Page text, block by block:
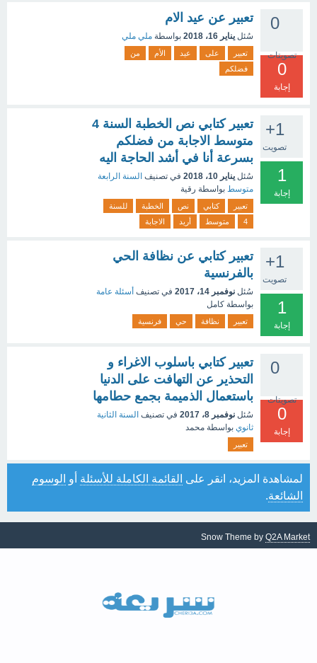
0
تصويتات
0
إجابة
تعبير عن عيد الام
سُئل يناير 16، 2018 بواسطة ملي ملي
تعبير على عيد الأم
من
فضلكم
+1
تصويت
1
إجابة
تعبير كتابي نص الخطبة السنة 4
متوسط الاجابة من فضلكم
بسرعة أنا في أشد الحاجة اليه
سُئل يناير 10، 2018 في تصنيف السنة الرابعة
متوسط بواسطة رقية
تعبير كتابي نص الخطبة
للسنة
4
متوسط أريد الاجابة
+1
تصويت
1
إجابة
تعبير كتابي عن نظافة الحي
بالفرنسية
سُئل نوفمبر 14، 2017 في تصنيف أسئلة عامة
بواسطة كامل
تعبير نظافة حي فرنسية
0
تصويتات
0
إجابة
تعبير كتابي باسلوب الاغراء و
التحذير عن التهافت على الدنيا
باستعمال الذميمة بجمع حطامها
سُئل نوفمبر 8، 2017 في تصنيف السنة الثانية
ثانوي بواسطة محمد
تعبير
لمشاهدة المزيد، انقر على القائمة الكاملة للأسئلة أو الوسوم
الشائعة.
Snow Theme by Q2A Market